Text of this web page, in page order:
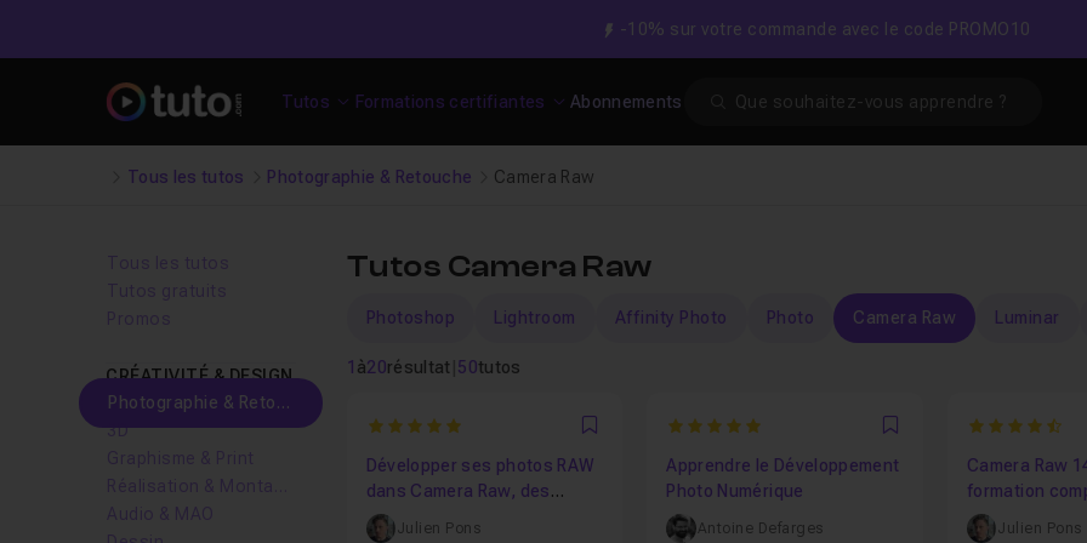
-10% sur votre commande avec le code PROMO10
Tutos Formations certifiantes Abonnements
Tous les tutos Photographie & Retouche Camera Raw
Tous les tutos
Tutos gratuits
Promos
CRÉATIVITÉ & DESIGN
Photographie & Retouche
3D
Graphisme & Print
Audio & MAO
Tutos Camera Raw
Photoshop Lightroom Affinity Photo Photo Camera Raw Luminar
1 à20résultat 50tutos
5 Favori
Développer ses photos RAW
dans Camera Raw, des
réglages de base aux
Julien Pons
5 Favori
Apprendre le Développement
Photo Numérique
Antoine Defarges
4.9375
Camera Raw
formation
Julien Pons